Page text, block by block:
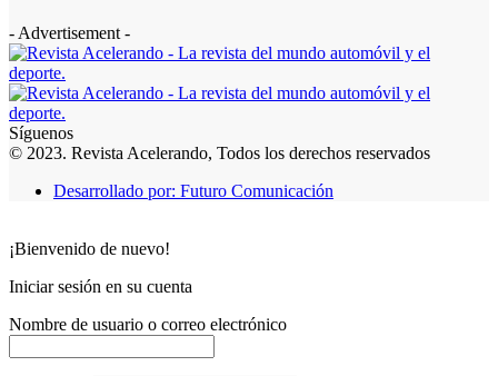
- Advertisement -
Síguenos
© 2023. Revista Acelerando, Todos los derechos reservados
Desarrollado por: Futuro Comunicación
¡Bienvenido de nuevo!
Iniciar sesión en su cuenta
Nombre de usuario o correo electrónico